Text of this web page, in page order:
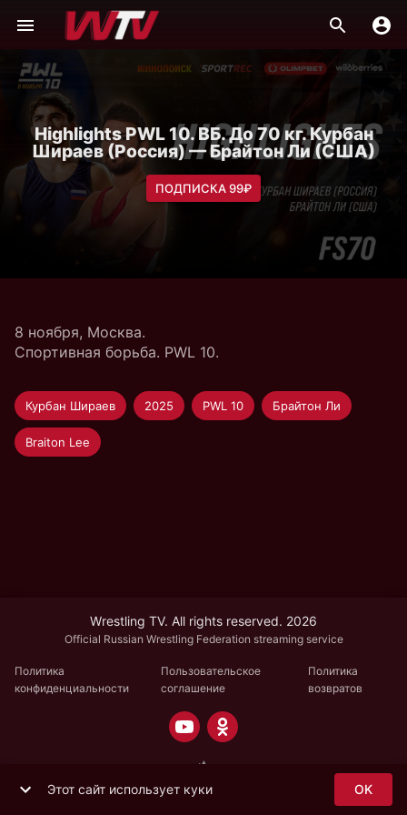
Highlights PWL 10. ВБ. До 70 кг. Курбан
Шираев (Россия) — Брайтон Ли (США)
ПОДПИСКА 99₽
8 ноября, Москва.
Спортивная борьба. PWL 10.
Курбан Шираев 2025 PWL 10 Брайтон Ли
Braiton Lee
Wrestling TV. All rights reserved. 2026
Official Russian Wrestling Federation streaming service
Политика
конфиденциальности
Пользовательское
соглашение
Политика
возвратов
Этот сайт использует куки OK